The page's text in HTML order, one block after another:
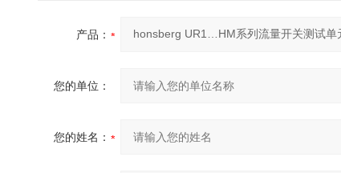
产品：
您的单位：
您的姓名：